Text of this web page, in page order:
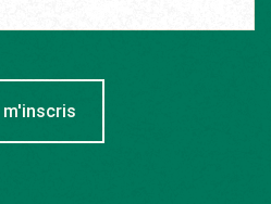
m'inscris